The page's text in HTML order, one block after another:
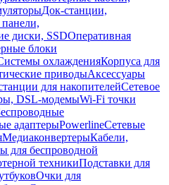
Док-станции,
диски, SSDОперативная
блоки
охлажденияКорпуса для
приводыАксессуары
для накопителейСетевое
DSL-модемыWi-Fi точки
адаптерыPowerlineСетевые
МедиаконвертерыКабели,
для беспроводной
техникиПодставки для
Очки для